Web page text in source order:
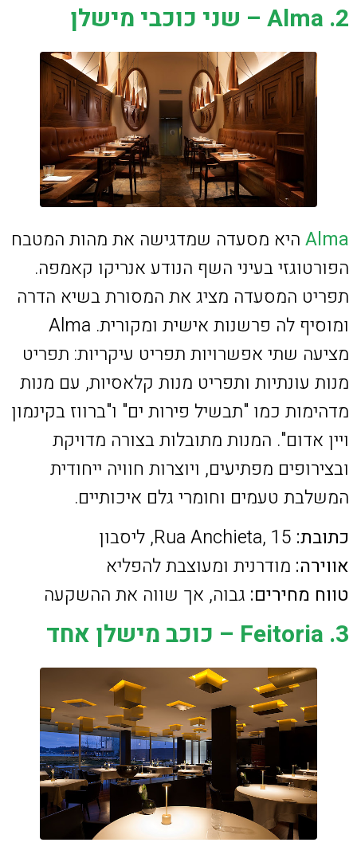
2. Alma – שני כוכבי מישלן
Alma היא מסעדה שמדגישה את מהות המטבח
הפורטוגזי בעיני השף הנודע אנריקו קאמפה.
תפריט המסעדה מציג את המסורת בשיא הדרה
ומוסיף לה פרשנות אישית ומקורית. Alma
מציעה שתי אפשרויות תפריט עיקריות: תפריט
מנות עונתיות ותפריט מנות קלאסיות, עם מנות
מדהימות כמו "תבשיל פירות ים" ו"ברווז בקינמון
ויין אדום". המנות מתובלות בצורה מדויקת
ובצירופים מפתיעים, ויוצרות חוויה ייחודית
המשלבת טעמים וחומרי גלם איכותיים.
כתובת:
אווירה: מודרנית ומעוצבת להפליא
טווח מחירים: גבוה, אך שווה את ההשקעה
3. Feitoria – כוכב מישלן אחד